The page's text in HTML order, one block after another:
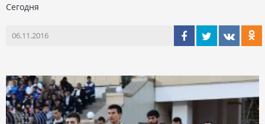
Сегодня
06.11.2016